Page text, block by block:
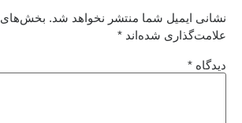
نشانی ایمیل شما منتشر نخواهد شد. بخش‌های
علامت‌گذاری شده‌اند *
دیدگاه *